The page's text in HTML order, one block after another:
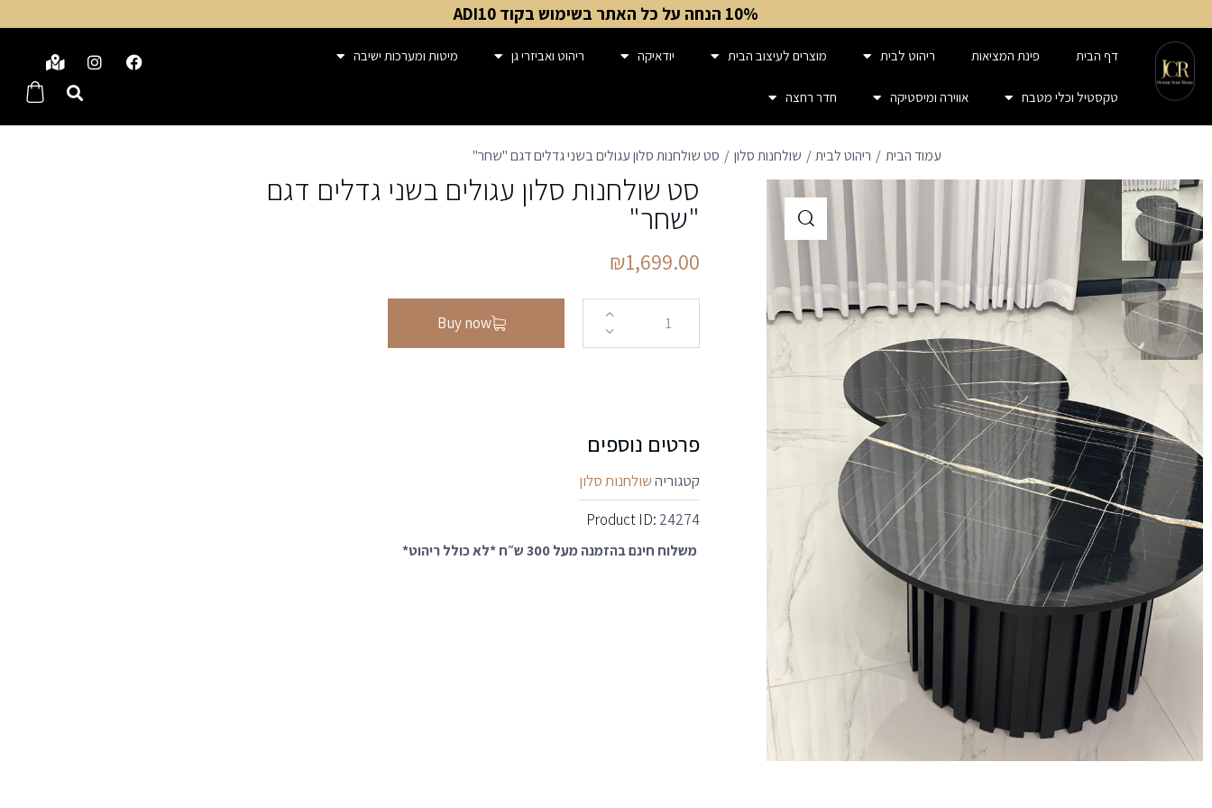
10% הנחה על כל האתר בשימוש בקוד ADI10
דף הבית פינת המציאות ריהוט לבית מוצרים לעיצוב הבית יודאיקה ריהוט ואביזרי גן מיטות ומערכות ישיבה
טקסטיל וכלי מטבח אווירה ומיסטיקה חדר רחצה
עמוד הבית ריהוט לבית שולחנות סלון סט שולחנות סלון עגולים בשני גדלים דגם "שחר"
סט שולחנות סלון עגולים בשני גדלים דגם
"שחר"
₪1,699.00
Buy now
פרטים נוספים
קטגוריהשולחנות סלון
Product ID: 24274
משלוח חינם בהזמנה מעל 300 ש״ח *לא כולל ריהוט*